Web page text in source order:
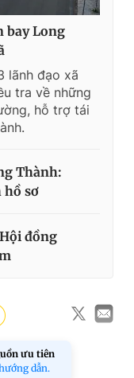
bay Long
lãnh đạo xã
tra về những
hỗ trợ tái
Thành:
hồ sơ
đồng
ưu tiên
dẫn.